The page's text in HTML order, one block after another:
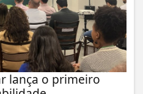
lança o primeiro